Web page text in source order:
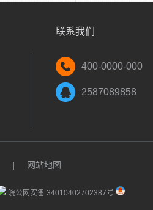
联系我们
400-0000-000
2587089858
| 网站地图
皖公网安备 34010402702387号